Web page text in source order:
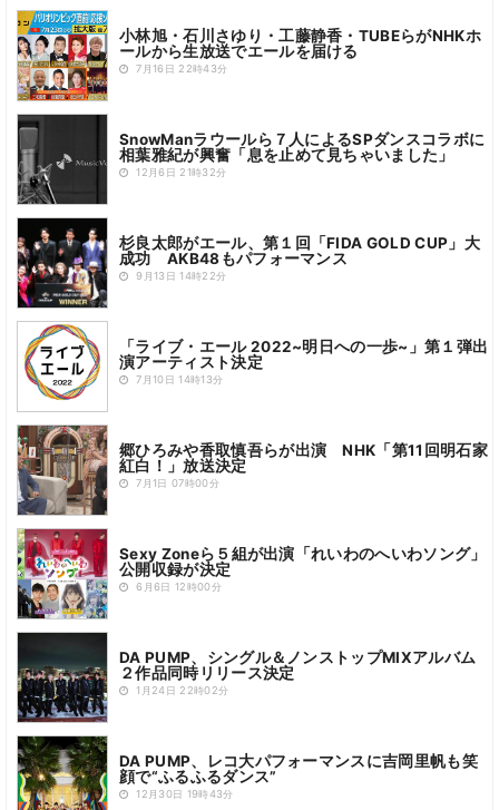
小林旭・石川さゆり・工藤静香・TUBEらがNHKホ
ールから生放送でエールを届ける
7月16日 22時43分
SnowManラウールら７人によるSPダンスコラボに
相葉雅紀が興奮「息を止めて見ちゃいました」
12月6日 21時32分
杉良太郎がエール、第１回「FIDA GOLD CUP」大
成功 AKB48もパフォーマンス
9月13日 14時22分
「ライブ・エール 2022~明日への一歩~」第１弾出
演アーティスト決定
7月10日 14時13分
郷ひろみや香取慎吾らが出演 NHK「第11回明石家
紅白！」放送決定
7月1日 07時00分
Sexy Zoneら５組が出演「れいわのへいわソング」
公開収録が決定
6月6日 12時00分
DA PUMP、シングル＆ノンストップMIXアルバム
２作品同時リリース決定
1月24日 22時02分
DA PUMP、レコ大パフォーマンスに吉岡里帆も笑
顔で“ふるふるダンス”
12月30日 19時43分